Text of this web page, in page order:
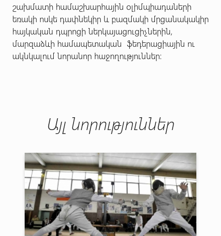
շախմատի համաշխարհային օլիմպիադաների
եռակի ոսկե դափնեկիր և բազմակի մրցանակակիր
հայկական դպրոցի ներկայացուցիչներին,
մարզաձևի համապետական ֆեդերացիային ու
ակնկալում նորանոր հաջողություններ:
Այլ նորություններ